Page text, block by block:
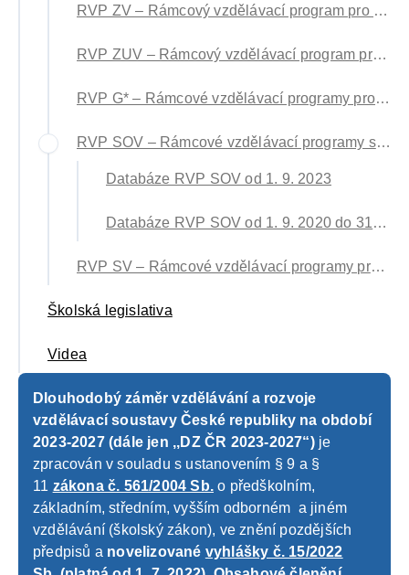
RVP ZV – Rámcový vzdělávací program pro základní vzdělávání
RVP ZUV – Rámcový vzdělávací program pro základní umělecké vzdělávání
RVP G* – Rámcové vzdělávací programy pro gymnázia
RVP SOV – Rámcové vzdělávací programy středního odborného vzdělávání
Databáze RVP SOV od 1. 9. 2023
Databáze RVP SOV od 1. 9. 2020 do 31. 8. 2023
RVP SV – Rámcové vzdělávací programy pro speciální vzdělávání
Školská legislativa
Videa
Dlouhodobý záměr vzdělávání a rozvoje
vzdělávací soustavy České republiky na období
2023-2027 (dále jen ,,DZ ČR 2023-2027“) je
zpracován v souladu s ustanovením § 9 a §
11 zákona č. 561/2004 Sb. o předškolním,
základním, středním, vyšším odborném a jiném
vzdělávání (školský zákon), ve znění pozdějších
předpisů a novelizované vyhlášky č. 15/2022